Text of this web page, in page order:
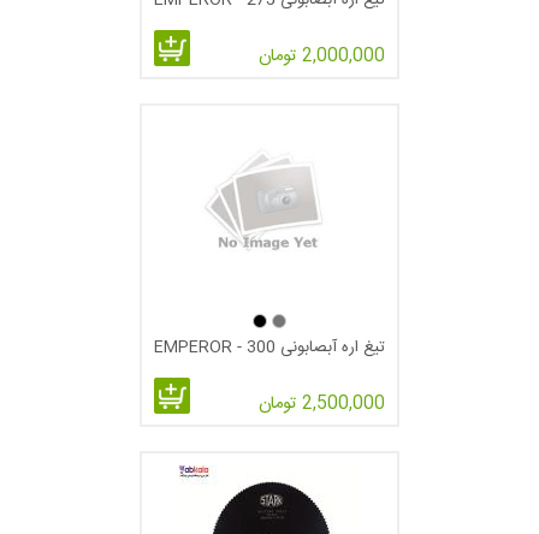
طلایی یا TIN: پوشش تیتانیوم نیترید.از این نوع تیغه ها می توان برای
برش انواع مختلف مقاطع آهنی و فولادی استفاده کرد.یکی از
2,000,000 تومان
تیغ اره آبصابونی 300 - EMPEROR
2,500,000 تومان